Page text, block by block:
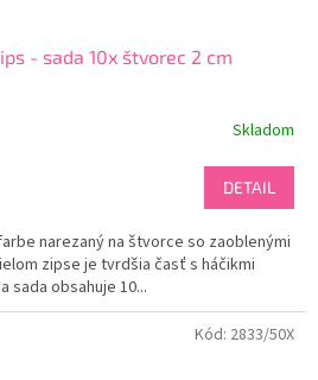
- sada 10x štvorec 2 cm
Skladom
DETAIL
narezaný na štvorce so zaoblenými
zipse je tvrdšia časť s háčikmi
sada obsahuje 10...
Kód: 2833/50X